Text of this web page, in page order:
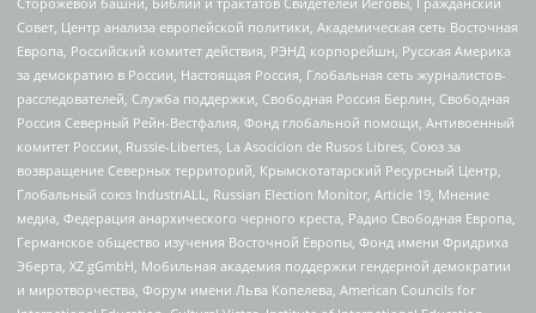
Совет, Центр анализа европейской политики, Академическая сеть Восточная
Европа, Российский комитет действия, РЭНД корпорейшн, Русская Америка
за демократию в России, Настоящая Россия, Глобальная сеть журналистов-
расследователей, Служба поддержки, Свободная Россия Берлин, Свободная
Россия Северный Рейн-Вестфалия, Фонд глобальной помощи, Антивоенный
комитет России, Russie-Libertes, La Asocicion de Rusos Libres, Союз за
возвращение Северных территорий, Крымскотатарский Ресурсный Центр,
Глобальный союз IndustriALL, Russian Election Monitor, Article 19, Мнение
медиа, Федерация анархического черного креста, Радио Свободная Европа,
Германское общество изучения Восточной Европы, Фонд имени Фридриха
Эберта, XZ gGmbH, Мобильная академия поддержки гендерной демократии
и миротворчества, Форум имени Льва Копелева, American Councils for